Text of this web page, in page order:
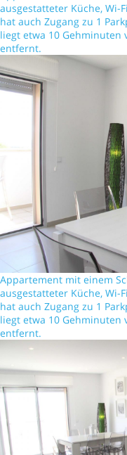
ausgestatteter Küche, Wi-
hat auch Zugang zu 1
liegt etwa 10 Gehminuten
entfernt.
Appartement mit einem
ausgestatteter Küche, Wi-
hat auch Zugang zu 1
liegt etwa 10 Gehminuten
entfernt.